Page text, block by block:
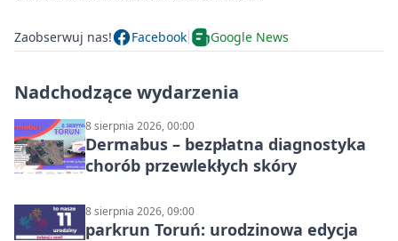
Zaobserwuj nas! Facebook Google News
Nadchodzące wydarzenia
8 sierpnia 2026, 00:00
Dermabus – bezpłatna diagnostyka
chorób przewlekłych skóry
8 sierpnia 2026, 09:00
parkrun Toruń: urodzinowa edycja